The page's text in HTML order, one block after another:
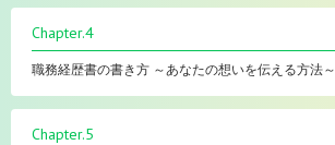
Chapter.4
職務経歴書の書き方 ～あなたの想いを伝える方法～
Chapter.5